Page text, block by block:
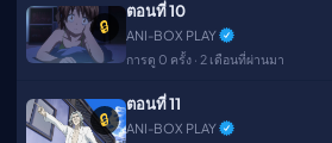
🔒
ตอนที่ 10
ANI-BOX PLAY
การดู 0 ครั้ง · 2 เดือนที่ผ่านมา
🔒
ตอนที่ 11
ANI-BOX PLAY